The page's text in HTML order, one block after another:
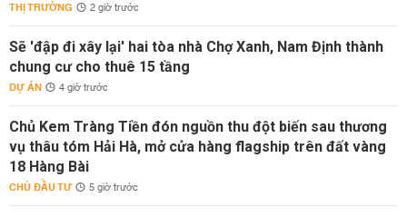
THỊ TRƯỜNG 2 giờ trước
Sẽ 'đập đi xây lại' hai tòa nhà Chợ Xanh, Nam Định thành
chung cư cho thuê 15 tầng
DỰ ÁN 4 giờ trước
Chủ Kem Tràng Tiền đón nguồn thu đột biến sau thương
vụ thâu tóm Hải Hà, mở cửa hàng flagship trên đất vàng
18 Hàng Bài
CHỦ ĐẦU TƯ 5 giờ trước